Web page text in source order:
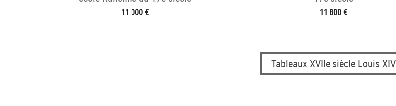
11 000 € 11 800 €
Tableaux XVIIe siècle Louis XIV